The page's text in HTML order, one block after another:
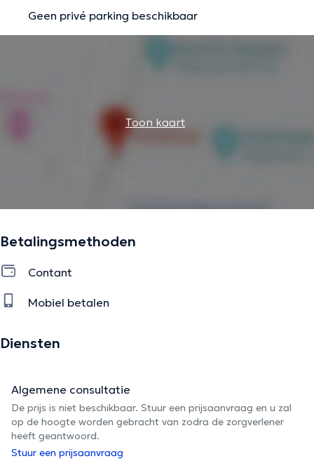
Geen privé parking beschikbaar
Toon kaart
Betalingsmethoden
Contant
Mobiel betalen
Diensten
Algemene consultatie
De prijs is niet beschikbaar. Stuur een prijsaanvraag en u zal
op de hoogte worden gebracht van zodra de zorgverlener
heeft geantwoord.
Stuur een prijsaanvraag